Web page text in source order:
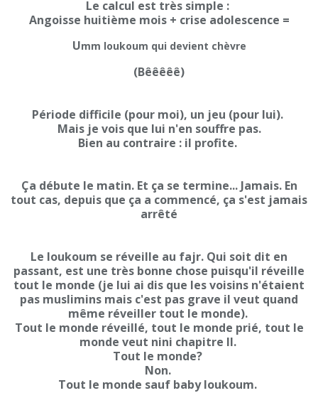
Le calcul est très simple :
Angoisse huitième mois + crise adolescence =
Umm loukoum qui devient chèvre
(Bêêêêê)
Période difficile (pour moi), un jeu (pour lui).
Mais je vois que lui n'en souffre pas.
Bien au contraire : il profite.
Ça débute le matin. Et ça se termine... Jamais. En
tout cas, depuis que ça a commencé, ça s'est jamais
arrêté
Le loukoum se réveille au fajr. Qui soit dit en
passant, est une très bonne chose puisqu'il réveille
tout le monde (je lui ai dis que les voisins n'étaient
pas muslimins mais c'est pas grave il veut quand
même réveiller tout le monde).
Tout le monde réveillé, tout le monde prié, tout le
monde veut nini chapitre II.
Tout le monde?
Non.
Tout le monde sauf baby loukoum.